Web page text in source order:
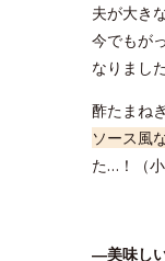
夫が大き
今でもが
なりました
酢たまね
ソース風
た…！（小
―美味し